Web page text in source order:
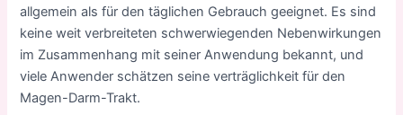
allgemein als für den täglichen Gebrauch geeignet. Es sind
keine weit verbreiteten schwerwiegenden Nebenwirkungen
im Zusammenhang mit seiner Anwendung bekannt, und
viele Anwender schätzen seine verträglichkeit für den
Magen-Darm-Trakt.